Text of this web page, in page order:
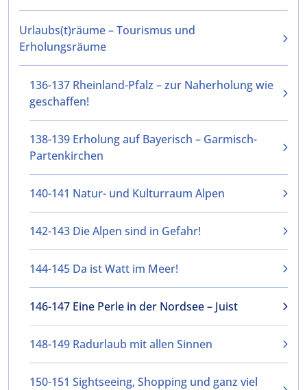
Urlaubs(t)räume – Tourismus und
Erholungsräume
136-137 Rheinland-Pfalz – zur Naherholung wie
geschaffen!
138-139 Erholung auf Bayerisch – Garmisch-
Partenkirchen
140-141 Natur- und Kulturraum Alpen
142-143 Die Alpen sind in Gefahr!
144-145 Da ist Watt im Meer!
146-147 Eine Perle in der Nordsee – Juist
148-149 Radurlaub mit allen Sinnen
150-151 Sightseeing, Shopping und ganz viel